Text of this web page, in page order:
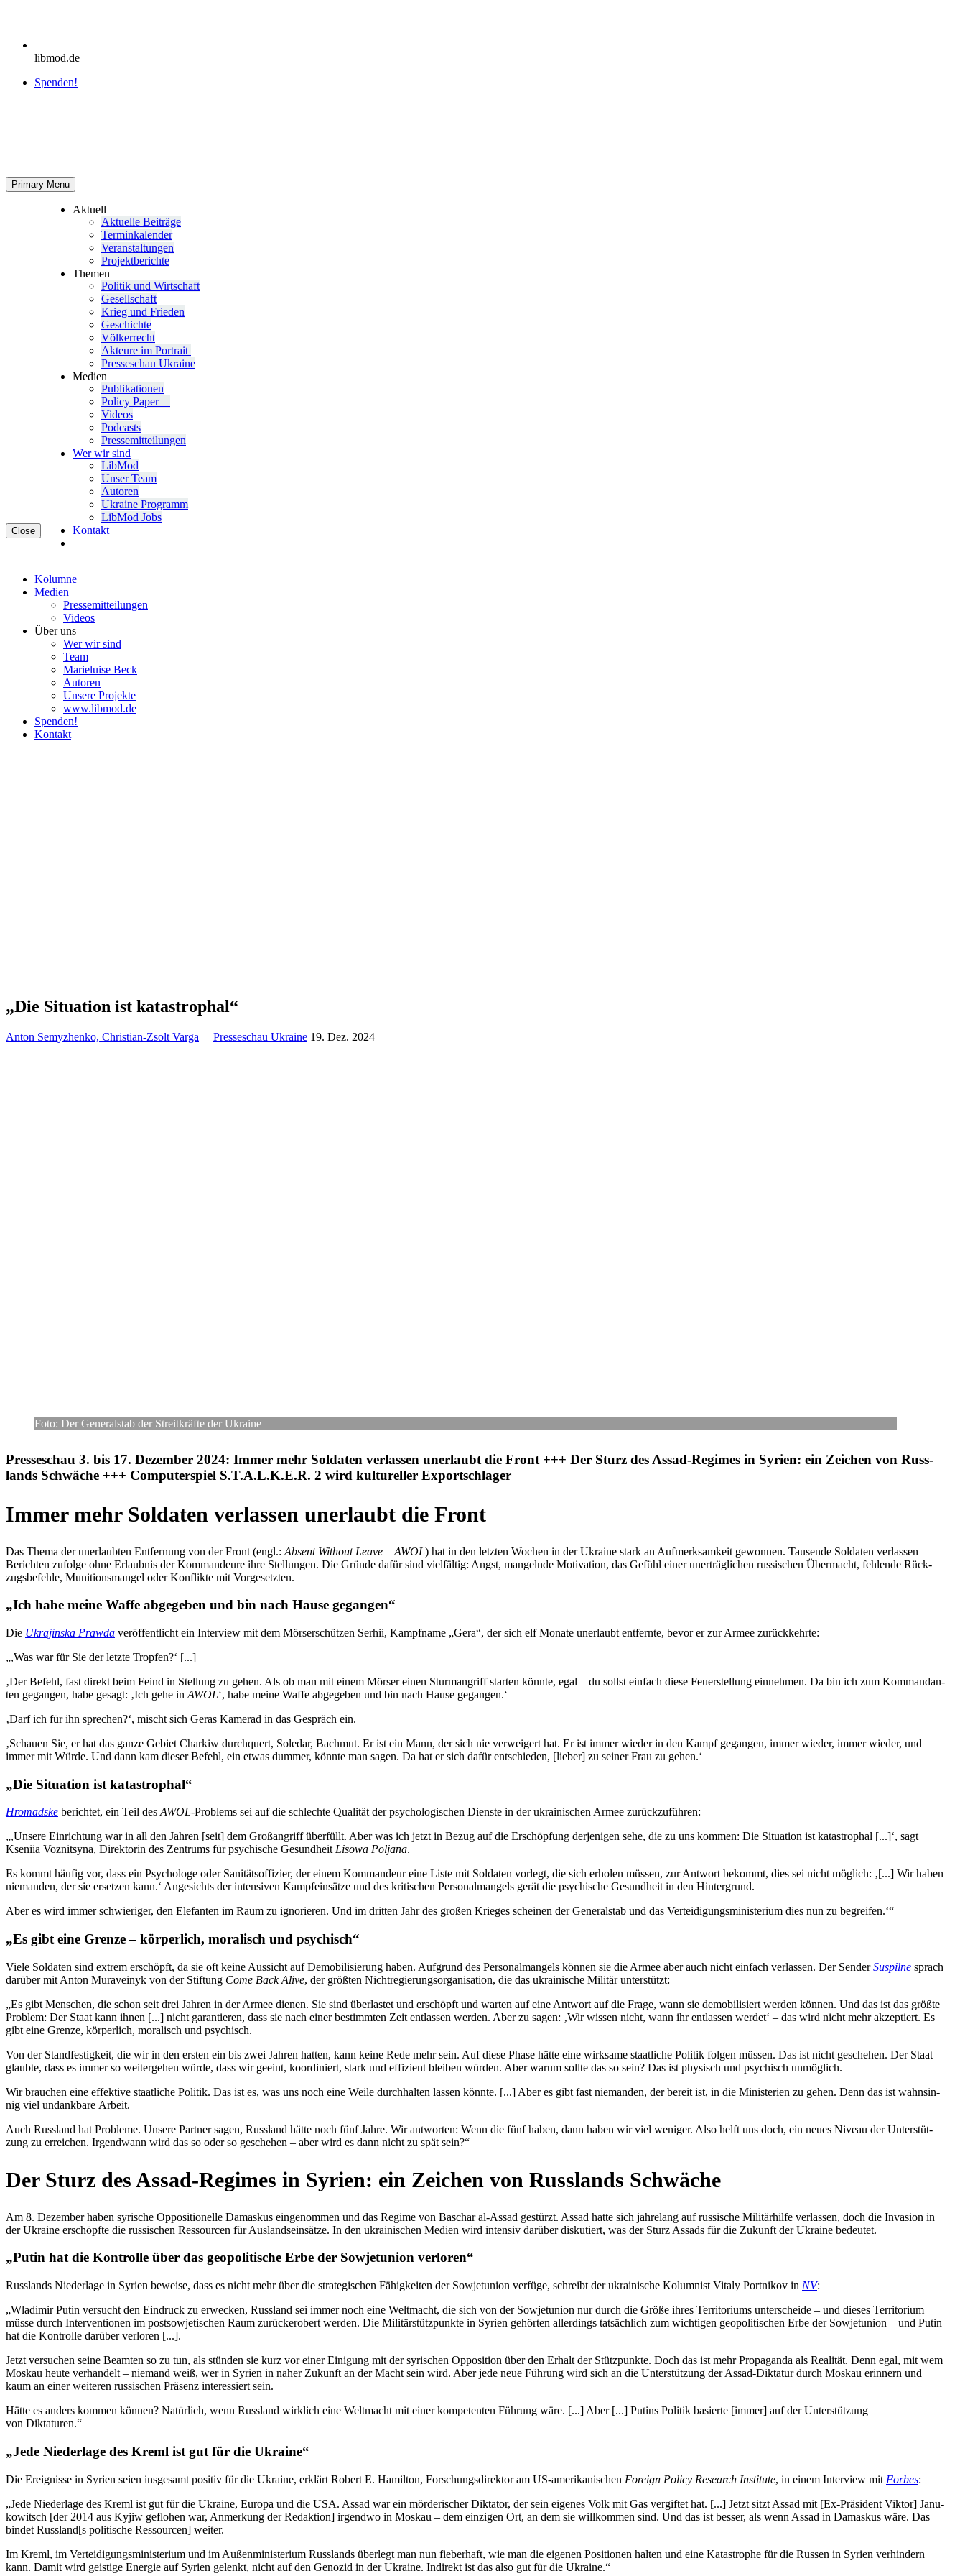
libmod.de
Spenden!
Primary Menu
Close
Aktuell
Aktu­elle Beiträge
Ter­min­ka­len­der
Ver­an­stal­tun­gen
Pro­jekt­be­richte
Themen
Politik und Wirtschaft
Gesell­schaft
Krieg und Frieden
Geschichte
Völ­ker­recht
Akteure im Portrait
Pres­se­schau Ukraine
Medien
Publi­ka­tio­nen
Policy Paper
Videos
Pod­casts
Pres­se­mit­tei­lun­gen
Wer wir sind
LibMod
Unser Team
Autoren
Ukraine Pro­gramm
LibMod Jobs
Kontakt
Kolumne
Medien
Pres­se­mit­tei­lun­gen
Videos
Über uns
Wer wir sind
Team
Marie­luise Beck
Autoren
Unsere Pro­jekte
www.libmod.de
Spenden!
Kontakt
„Die Situa­tion ist katastrophal“
Anton Semyzhenko, Christian-Zsolt Varga Presseschau Ukraine 19. Dez. 2024
Foto: Der Gene­ral­stab der Streit­kräfte der Ukraine
Pres­se­schau 3. bis 17. Dezem­ber 2024: Immer mehr Sol­da­ten ver­las­sen uner­laubt die Front +++ Der Sturz des Assad-Regimes in Syrien: ein Zeichen von Russ­
lands Schwä­che +++ Com­pu­ter­spiel S.T.A.L.K.E.R. 2 wird kul­tu­rel­ler Exportschlager
Immer mehr Sol­da­ten ver­las­sen uner­laubt die Front
Das Thema der uner­laub­ten Ent­fer­nung von der Front (engl.: Absent Without Leave – AWOL) hat in den letzten Wochen in der Ukraine stark an Auf­merk­sam­keit gewon­nen. Tau­sende Sol­da­ten ver­las­sen
Berich­ten zufolge ohne Erlaub­nis der Kom­man­deure ihre Stel­lun­gen. Die Gründe dafür sind viel­fäl­tig: Angst, man­gelnde Moti­va­tion, das Gefühl einer uner­träg­li­chen rus­si­schen Über­macht, feh­lende Rück­
zugs­be­fehle, Muni­ti­ons­man­gel oder Kon­flikte mit Vorgesetzten.
„Ich habe meine Waffe abge­ge­ben und bin nach Hause gegangen“
Die Ukra­jinska Prawda ver­öf­fent­licht ein Inter­view mit dem Mörs­er­schüt­zen Serhii, Kampf­name „Gera“, der sich elf Monate uner­laubt ent­fernte, bevor er zur Armee zurückkehrte:
„,Was war für Sie der letzte Tropfen?‘ [...]
‚Der Befehl, fast direkt beim Feind in Stel­lung zu gehen. Als ob man mit einem Mörser einen Sturm­an­griff starten könnte, egal – du sollst einfach diese Feu­er­stel­lung ein­neh­men. Da bin ich zum Kom­man­dan­
ten gegan­gen, habe gesagt: ‚Ich gehe in AWOL‘, habe meine Waffe abge­ge­ben und bin nach Hause gegangen.‘
‚Darf ich für ihn spre­chen?‘, mischt sich Geras Kamerad in das Gespräch ein.
‚Schauen Sie, er hat das ganze Gebiet Charkiw durch­quert, Soledar, Bachmut. Er ist ein Mann, der sich nie ver­wei­gert hat. Er ist immer wieder in den Kampf gegan­gen, immer wieder, immer wieder, und
immer mit Würde. Und dann kam dieser Befehl, ein etwas dummer, könnte man sagen. Da hat er sich dafür ent­schie­den, [lieber] zu seiner Frau zu gehen.‘
„Die Situa­tion ist katastrophal“
Hro­madske berich­tet, ein Teil desAWOL-Pro­blems sei auf die schlechte Qua­li­tät der psy­cho­lo­gi­schen Dienste in der ukrai­ni­schen Armee zurückzuführen:
„,Unsere Ein­rich­tung war in all den Jahren [seit] dem Groß­an­griff über­füllt. Aber was ich jetzt in Bezug auf die Erschöp­fung der­je­ni­gen sehe, die zu uns kommen: Die Situa­tion ist kata­stro­phal [...]‘, sagt
Kseniia Voz­nit­syna, Direk­to­rin des Zen­trums für psy­chi­sche Gesund­heitLisowa Poljana.
Es kommt häufig vor, dass ein Psy­cho­loge oder Sani­täts­of­fi­zier, der einem Kom­man­deur eine Liste mit Sol­da­ten vorlegt, die sich erholen müssen, zur Antwort bekommt, dies sei nicht möglich: ‚[...] Wir haben
nie­man­den, der sie erset­zen kann.‘ Ange­sichts der inten­si­ven Kampf­ein­sätze und des kri­ti­schen Per­so­nal­man­gels gerät die psy­chi­sche Gesund­heit in den Hintergrund.
Aber es wird immer schwie­ri­ger, den Ele­fan­ten im Raum zu igno­rie­ren. Und im dritten Jahr des großen Krieges schei­nen der Gene­ral­stab und das Ver­tei­di­gungs­mi­nis­te­rium dies nun zu begreifen.‘“
„Es gibt eine Grenze – kör­per­lich, mora­lisch und psychisch“
Viele Sol­da­ten sind extrem erschöpft, da sie oft keine Aus­sicht auf Demo­bi­li­sie­rung haben. Auf­grund des Per­so­nal­man­gels können sie die Armee aber auch nicht einfach ver­las­sen. Der SenderSus­pilne sprach
darüber mit Anton Mur­av­ei­nyk von der Stif­tung Come Back Alive, der größten Nicht­re­gie­rungs­or­ga­ni­sa­tion, die das ukrai­ni­sche Militär unterstützt:
„Es gibt Men­schen, die schon seit drei Jahren in der Armee dienen. Sie sind über­las­tet und erschöpft und warten auf eine Antwort auf die Frage, wann sie demo­bi­li­siert werden können. Und das ist das größte
Problem: Der Staat kann ihnen [...] nicht garan­tie­ren, dass sie nach einer bestimm­ten Zeit ent­las­sen werden. Aber zu sagen: ‚Wir wissen nicht, wann ihr ent­las­sen werdet‘ – das wird nicht mehr akzep­tiert. Es
gibt eine Grenze, kör­per­lich, mora­lisch und psychisch.
Von der Stand­fes­tig­keit, die wir in den ersten ein bis zwei Jahren hatten, kann keine Rede mehr sein. Auf diese Phase hätte eine wirk­same staat­li­che Politik folgen müssen. Das ist nicht gesche­hen. Der Staat
glaubte, dass es immer so wei­ter­ge­hen würde, dass wir geeint, koor­di­niert, stark und effi­zi­ent bleiben würden. Aber warum sollte das so sein? Das ist phy­sisch und psy­chisch unmöglich.
Wir brau­chen eine effek­tive staat­li­che Politik. Das ist es, was uns noch eine Weile durch­hal­ten lassen könnte. [...] Aber es gibt fast nie­man­den, der bereit ist, in die Minis­te­rien zu gehen. Denn das ist wahn­sin­
nig viel undank­bare Arbeit.
Auch Russ­land hat Pro­bleme. Unsere Partner sagen, Russ­land hätte noch fünf Jahre. Wir ant­wor­ten: Wenn die fünf haben, dann haben wir viel weniger. Also helft uns doch, ein neues Niveau der Unter­stüt­
zung zu errei­chen. Irgend­wann wird das so oder so gesche­hen – aber wird es dann nicht zu spät sein?“
Der Sturz des Assad-Regimes in Syrien: ein Zeichen von Russ­lands Schwäche
Am 8. Dezem­ber haben syri­sche Oppo­si­tio­nelle Damas­kus ein­ge­nom­men und das Regime von Baschar al-Assad gestürzt. Assad hatte sich jah­re­lang auf rus­si­sche Mili­tär­hilfe ver­las­sen, doch die Inva­sion in
der Ukraine erschöpfte die rus­si­schen Res­sour­cen für Aus­lands­ein­sätze. In den ukrai­ni­schen Medien wird inten­siv darüber dis­ku­tiert, was der Sturz Assads für die Zukunft der Ukraine bedeutet.
„Putin hat die Kon­trolle über das geo­po­li­ti­sche Erbe der Sowjet­union verloren“
Russ­lands Nie­der­lage in Syrien beweise, dass es nicht mehr über die stra­te­gi­schen Fähig­kei­ten der Sowjet­union verfüge, schreibt der ukrai­ni­sche Kolum­nist Vitaly Port­ni­kov in NV:
„Wla­di­mir Putin ver­sucht den Ein­druck zu erwe­cken, Russ­land sei immer noch eine Welt­macht, die sich von der Sowjet­union nur durch die Größe ihres Ter­ri­to­ri­ums unter­scheide – und dieses Ter­ri­to­rium
müsse durch Inter­ven­tio­nen im post­so­wje­ti­schen Raum zurück­er­obert werden. Die Mili­tär­stütz­punkte in Syrien gehör­ten aller­dings tat­säch­lich zum wich­ti­gen geo­po­li­ti­schen Erbe der Sowjet­union – und Putin
hat die Kon­trolle darüber verloren [...].
Jetzt ver­su­chen seine Beamten so zu tun, als stünden sie kurz vor einer Eini­gung mit der syri­schen Oppo­si­tion über den Erhalt der Stütz­punkte. Doch das ist mehr Pro­pa­ganda als Rea­li­tät. Denn egal, mit wem
Moskau heute ver­han­delt – niemand weiß, wer in Syrien in naher Zukunft an der Macht sein wird. Aber jede neue Führung wird sich an die Unter­stüt­zung der Assad-Dik­ta­tur durch Moskau erin­nern und
kaum an einer wei­te­ren rus­si­schen Präsenz inter­es­siert sein.
Hätte es anders kommen können? Natür­lich, wenn Russ­land wirk­lich eine Welt­macht mit einer kom­pe­ten­ten Führung wäre. [...] Aber [...] Putins Politik basierte [immer] auf der Unter­stüt­zung
von Diktaturen.“
„Jede Nie­der­lage des Kreml ist gut für die Ukraine“
Die Ereig­nisse in Syrien seien ins­ge­samt positiv für die Ukraine, erklärt Robert E. Hamil­ton, For­schungs­di­rek­tor am US-ame­ri­ka­ni­schen Foreign Policy Rese­arch Insti­tute, in einem Inter­view mit Forbes:
„Jede Nie­der­lage des Kreml ist gut für die Ukraine, Europa und die USA. Assad war ein mör­de­ri­scher Dik­ta­tor, der sein eigenes Volk mit Gas ver­gif­tet hat. [...] Jetzt sitzt Assad mit [Ex-Prä­si­dent Viktor] Janu­
ko­witsch [der 2014 aus Kyjiw geflo­hen war, Anmer­kung der Redak­tion] irgendwo in Moskau – dem ein­zi­gen Ort, an dem sie will­kom­men sind. Und das ist besser, als wenn Assad in Damas­kus wäre. Das
bindet Russland[s poli­ti­sche Res­sour­cen] weiter.
Im Kreml, im Ver­tei­di­gungs­mi­nis­te­rium und im Außen­mi­nis­te­rium Russ­lands über­legt man nun fie­ber­haft, wie man die eigenen Posi­tio­nen halten und eine Kata­stro­phe für die Russen in Syrien ver­hin­dern
kann. Damit wird geis­tige Energie auf Syrien gelenkt, nicht auf den Genozid in der Ukraine. Indi­rekt ist das also gut für die Ukraine.“